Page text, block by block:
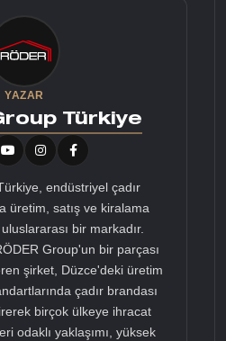
YAZAR
Türkiye
endüstriyel çadır
üretim, satış ve kiralama
bir markadır.
Group'un bir parçası
şirket, Düzce'deki üretim
çadır brandası
birçok ülkeye ihracat
odaklı yaklaşımı, yüksek